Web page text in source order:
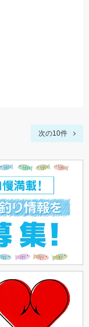
次の10件